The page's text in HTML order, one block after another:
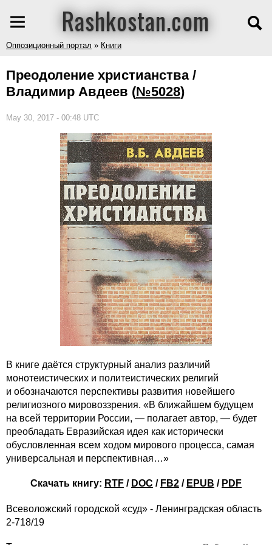
Rashkostan.com
Оппозиционный портал » Книги
Преодоление христианства /
Владимир Авдеев (№5028)
May 30, 2017 - 00:48 UTC
В книге даётся структурный анализ различий
монотеистических и политеистических религий
и обозначаются перспективы развития новейшего
религиозного мировоззрения. «В ближайшем будущем
на всей территории России, — полагает автор, — будет
преобладать Евразийская идея как исторически
обусловленная всем ходом мирового процесса, самая
универсальная и перспективная…»
Скачать книгу: RTF / DOC / FB2 / EPUB / PDF
Всеволожский городской «суд» - Ленинградская область
2-718/19